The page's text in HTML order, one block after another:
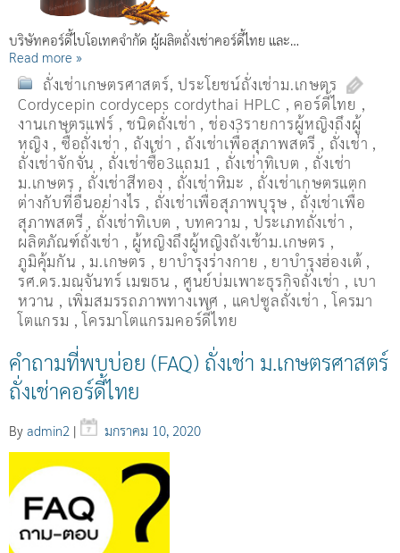
บริษัทคอร์ดี้ไบโอเทคจำกัด ผู้ผลิตถั่งเช่าคอร์ดี้ไทย และ…
Read more »
ถั่งเช่าเกษตรศาสตร์,ประโยชน์ถั่งเช่าม.เกษตร
Cordycepin cordyceps cordythai HPLC , คอร์ดี้ไทย ,
งานเกษตรแฟร์ ,ชนิดถั่งเช่า ,ช่อง3รายการผู้หญิงถึงผู้
หญิง , ซื้อถั่งเช่า , ถังเช่า , ถังเช่าเพื่อสุภาพสตรี , ถั่งเช่า ,
ถั่งเช่าจักจั่น , ถั่งเช่าซื้อ3แถม1 , ถั่งเช่าทิเบต , ถั่งเช่า
ม.เกษตร , ถั่งเช่าสีทอง , ถั่งเช่าหิมะ , ถั่งเช่าเกษตรแตก
ต่างกับที่อื่นอย่างไร , ถั่งเช่าเพื่อสุภาพบุรุษ , ถั่งเช่าเพื่อ
สุภาพสตรี , ถั่่งเช่าทิเบต , บทความ , ประเภทถั่งเช่า ,
ผลิตภัณฑ์ถั่งเช่า , ผู้หญิงถึงผู้หญิงถังเช้าม.เกษตร ,
ภูมิคุ้มกัน ,ม.เกษตร , ยาบำรุงร่างกาย , ยาบำรุงฮ่องเต้ ,
รศ.ดร.มณจันทร์ เมฆธน , ศูนย์บ่มเพาะธุรกิจถั่งเช่า , เบา
หวาน , เพิ่มสมรรถภาพทางเพศ , แคปซูลถั่งเช่า ,โครมา
โตแกรม ,โครมาโตแกรมคอร์ดี้ไทย
คำถามที่พบบ่อย‬ (FAQ) ถั่งเช่า ม.เกษตรศาสตร์
ถั่งเช่าคอร์ดี้ไทย
By admin2 | มกราคม 10, 2020